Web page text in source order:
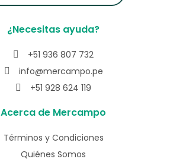
¿Necesitas ayuda?
+51 936 807 732
info@mercampo.pe
+51 928 624 119
Acerca de Mercampo
Términos y Condiciones
Quiénes Somos